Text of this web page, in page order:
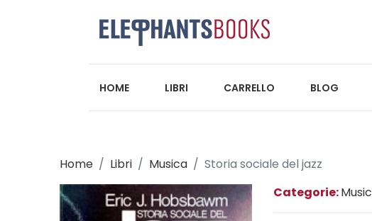
HOME LIBRI CARRELLO BLOG
Home Libri Musica
Storia sociale del jazz
Categorie: